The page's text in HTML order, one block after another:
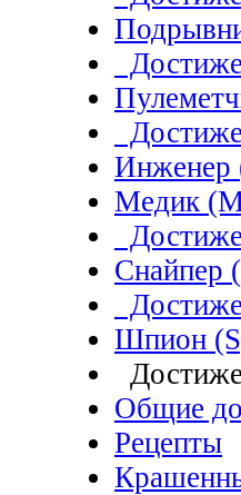
Инженер
Медик
Снайпер
Шпион
Общие
Рецепты